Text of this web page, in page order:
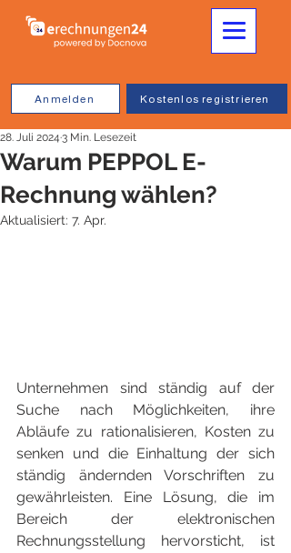
Kostenlos registrieren
Anmelden
Warum PEPPOL E-
Rechnung wählen?
28. Juli 2024 3 Min. Lesezeit
Aktualisiert: 7. Apr.
Unternehmen sind ständig auf der
Suche nach Möglichkeiten, ihre
Abläufe zu rationalisieren, Kosten zu
senken und die Einhaltung der sich
ständig ändernden Vorschriften zu
gewährleisten. Eine Lösung, die im
Bereich der elektronischen
Rechnungsstellung hervorsticht, ist